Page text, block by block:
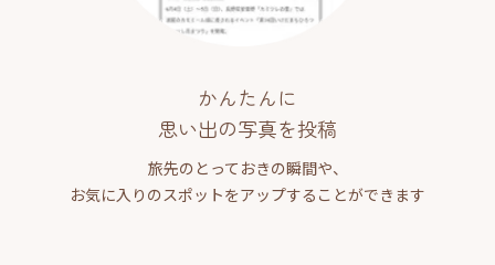
かんたんに
思い出の写真を投稿
旅先のとっておきの瞬間や、
お気に入りのスポットをアップすることができます